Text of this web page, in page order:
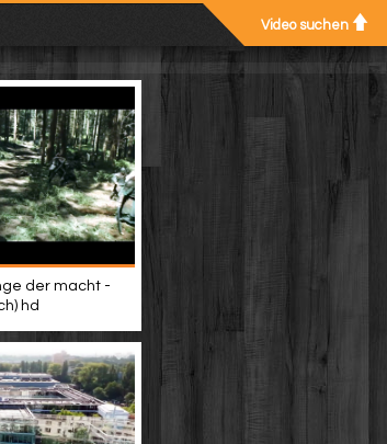
Video suchen
der macht -
hd